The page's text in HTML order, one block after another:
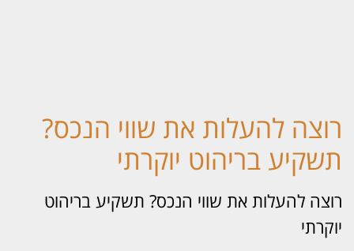
להעלות את שווי הנכס?
בריהוט יוקרתי
להעלות את שווי הנכס? תשקיע בריהוט